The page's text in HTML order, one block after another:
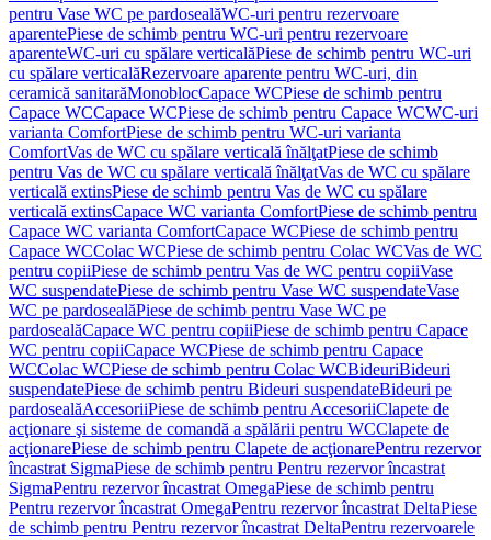
pentru Vase WC pe pardosealăWC-uri pentru rezervoare
aparentePiese de schimb pentru WC-uri pentru rezervoare
aparenteWC-uri cu spălare verticalăPiese de schimb pentru WC-uri
cu spălare verticalăRezervoare aparente pentru WC-uri, din
ceramică sanitarăMonoblocCapace WCPiese de schimb pentru
Capace WCCapace WCPiese de schimb pentru Capace WCWC-uri
varianta ComfortPiese de schimb pentru WC-uri varianta
ComfortVas de WC cu spălare verticală înălţatPiese de schimb
pentru Vas de WC cu spălare verticală înălţatVas de WC cu spălare
verticală extinsPiese de schimb pentru Vas de WC cu spălare
verticală extinsCapace WC varianta ComfortPiese de schimb pentru
Capace WC varianta ComfortCapace WCPiese de schimb pentru
Capace WCColac WCPiese de schimb pentru Colac WCVas de WC
pentru copiiPiese de schimb pentru Vas de WC pentru copiiVase
WC suspendatePiese de schimb pentru Vase WC suspendateVase
WC pe pardosealăPiese de schimb pentru Vase WC pe
pardosealăCapace WC pentru copiiPiese de schimb pentru Capace
WC pentru copiiCapace WCPiese de schimb pentru Capace
WCColac WCPiese de schimb pentru Colac WCBideuriBideuri
suspendatePiese de schimb pentru Bideuri suspendateBideuri pe
pardosealăAccesoriiPiese de schimb pentru AccesoriiClapete de
acţionare şi sisteme de comandă a spălării pentru WCClapete de
acţionarePiese de schimb pentru Clapete de acţionarePentru rezervor
încastrat SigmaPiese de schimb pentru Pentru rezervor încastrat
SigmaPentru rezervor încastrat OmegaPiese de schimb pentru
Pentru rezervor încastrat OmegaPentru rezervor încastrat DeltaPiese
de schimb pentru Pentru rezervor încastrat DeltaPentru rezervoarele